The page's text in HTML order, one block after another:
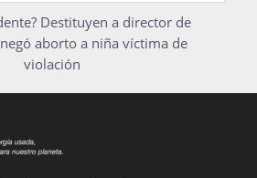
Destituyen a director de
aborto a niña víctima de
violación